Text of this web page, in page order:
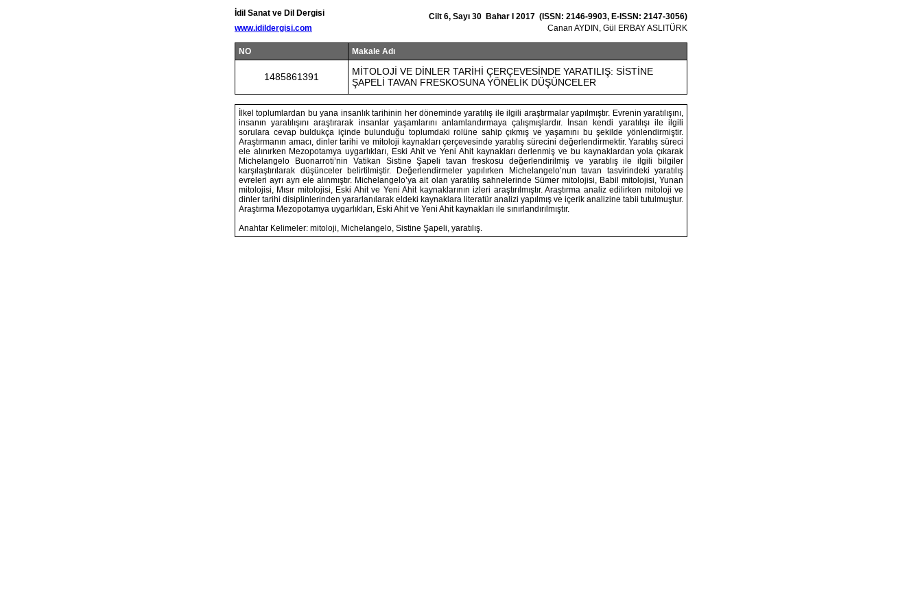
İdil Sanat ve Dil Dergisi
www.idildergisi.com
Cilt 6, Sayı 30 Bahar I 2017 (ISSN: 2146-9903, E-ISSN: 2147-3056)
Canan AYDIN, Gül ERBAY ASLITÜRK
NO Makale Adı
1485861391
MİTOLOJİ VE DİNLER TARİHİ ÇERÇEVESİNDE YARATILIŞ: SİSTİNE
ŞAPELİ TAVAN FRESKOSUNA YÖNELİK DÜŞÜNCELER
İlkel toplumlardan bu yana insanlık tarihinin her döneminde yaratılış ile ilgili araştırmalar yapılmıştır. Evrenin yaratılışını,
insanın yaratılışını araştırarak insanlar yaşamlarını anlamlandırmaya çalışmışlardır. İnsan kendi yaratılışı ile ilgili
sorulara cevap buldukça içinde bulunduğu toplumdaki rolüne sahip çıkmış ve yaşamını bu şekilde yönlendirmiştir.
Araştırmanın amacı, dinler tarihi ve mitoloji kaynakları çerçevesinde yaratılış sürecini değerlendirmektir. Yaratılış süreci
ele alınırken Mezopotamya uygarlıkları, Eski Ahit ve Yeni Ahit kaynakları derlenmiş ve bu kaynaklardan yola çıkarak
Michelangelo Buonarroti’nin Vatikan Sistine Şapeli tavan freskosu değerlendirilmiş ve yaratılış ile ilgili bilgiler
karşılaştırılarak düşünceler belirtilmiştir. Değerlendirmeler yapılırken Michelangelo’nun tavan tasvirindeki yaratılış
evreleri ayrı ayrı ele alınmıştır. Michelangelo’ya ait olan yaratılış sahnelerinde Sümer mitolojisi, Babil mitolojisi, Yunan
mitolojisi, Mısır mitolojisi, Eski Ahit ve Yeni Ahit kaynaklarının izleri araştırılmıştır. Araştırma analiz edilirken mitoloji ve
dinler tarihi disiplinlerinden yararlanılarak eldeki kaynaklara literatür analizi yapılmış ve içerik analizine tabii tutulmuştur.
Araştırma Mezopotamya uygarlıkları, Eski Ahit ve Yeni Ahit kaynakları ile sınırlandırılmıştır.
Anahtar Kelimeler: mitoloji, Michelangelo, Sistine Şapeli, yaratılış.